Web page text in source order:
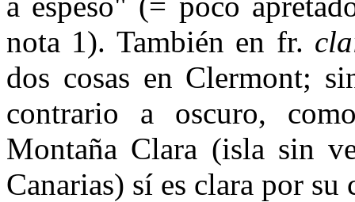
nota 1). También en fr.
dos cosas en Clermont;
contrario a oscuro,
Montaña Clara (isla sin
Canarias) sí es clara por su